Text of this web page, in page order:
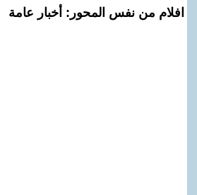
افلام من نفس المحور: أخبار عامة